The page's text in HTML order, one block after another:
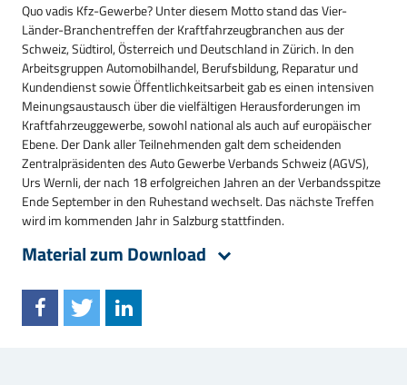
Quo vadis Kfz-Gewerbe? Unter diesem Motto stand das Vier-
Länder-Branchentreffen der Kraftfahrzeugbranchen aus der
Schweiz, Südtirol, Österreich und Deutschland in Zürich. In den
Arbeitsgruppen Automobilhandel, Berufsbildung, Reparatur und
Kundendienst sowie Öffentlichkeitsarbeit gab es einen intensiven
Meinungsaustausch über die vielfältigen Herausforderungen im
Kraftfahrzeuggewerbe, sowohl national als auch auf europäischer
Ebene. Der Dank aller Teilnehmenden galt dem scheidenden
Zentralpräsidenten des Auto Gewerbe Verbands Schweiz (AGVS),
Urs Wernli, der nach 18 erfolgreichen Jahren an der Verbandsspitze
Ende September in den Ruhestand wechselt. Das nächste Treffen
wird im kommenden Jahr in Salzburg stattfinden.
Material zum Download